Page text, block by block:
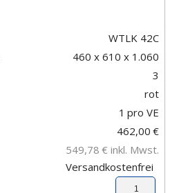
WTLK 42C
460 x 610 x 1.060
3
rot
1 pro VE
462,00 €
549,78 € inkl. Mwst.
Versandkostenfrei